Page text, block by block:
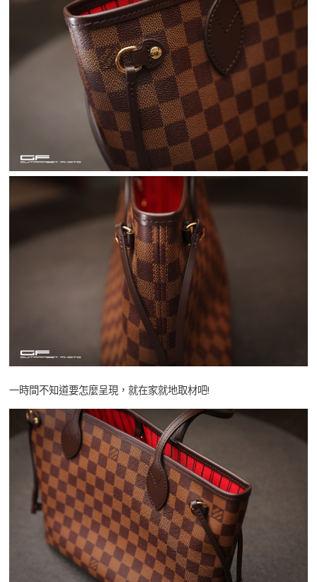
一時間不知道要怎麼呈現，就在家就地取材吧!